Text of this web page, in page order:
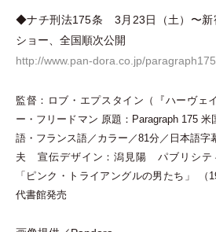
◆ナチ刑法175条 3月23日 （土） 〜新
ショー、全国順次公開
http://www.pan-dora.co.jp/
監督：ロブ ・ エプスタイン （ 『ハーヴェイ
ー ・ フリードマン 原題：Paragraph 175 米
語 ・ フランス語／カラー／81分／日本語字
夫 宣伝デザイン：潟見陽 パブリシテ
「 ピンク ・ トライアングルの男たち 」 （
代書館発売